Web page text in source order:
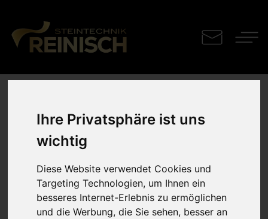
Ihre Privatsphäre ist uns
wichtig
Diese Website verwendet Cookies und
Targeting Technologien, um Ihnen ein
besseres Internet-Erlebnis zu ermöglichen
und die Werbung, die Sie sehen, besser an
Küchenplatte
Dekton Nebu